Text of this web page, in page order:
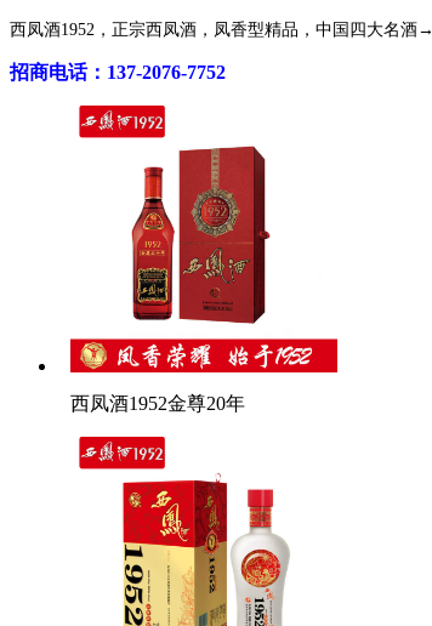
西凤酒1952，正宗西凤酒，凤香型精品，中国四大名酒→
招商电话：137-2076-7752
西凤酒1952金尊20年